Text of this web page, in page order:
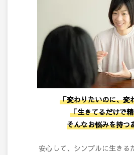
「変わりたいのに、変
「生きてるだけで
そんなお悩みを持つ
安心して、シンプルに生きる